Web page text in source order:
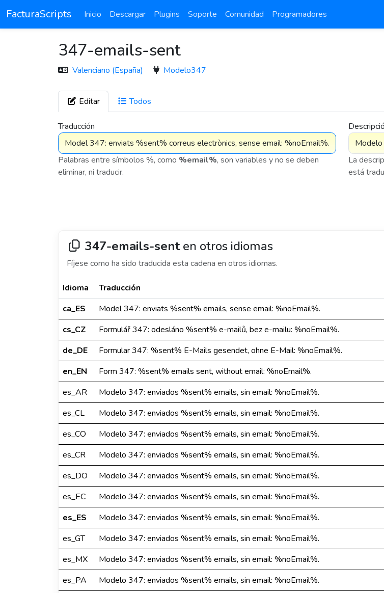
FacturaScripts Inicio Descargar Plugins Soporte Comunidad Programadores
347-emails-sent
Valenciano (España) Modelo347
Editar Todos
Traducción
Palabras entre símbolos %, como %email%, son variables y no se deben
eliminar, ni traducir.
La
está
347-emails-senten otros idiomas
Fíjese como ha sido traducida esta cadena en otros idiomas.
Idioma Traducción
ca_ES
Model 347: enviats %sent% emails, sense email: %noEmail%.
cs_CZ
Formulář 347: odesláno %sent% e-mailů, bez e-mailu: %noEmail%.
de_DE
Formular 347: %sent% E-Mails gesendet, ohne E-Mail: %noEmail%.
en_EN
Form 347: %sent% emails sent, without email: %noEmail%.
es_AR
Modelo 347: enviados %sent% emails, sin email: %noEmail%.
es_CL
Modelo 347: enviados %sent% emails, sin email: %noEmail%.
es_CO
Modelo 347: enviados %sent% emails, sin email: %noEmail%.
es_CR
Modelo 347: enviados %sent% emails, sin email: %noEmail%.
es_DO
Modelo 347: enviados %sent% emails, sin email: %noEmail%.
es_EC
Modelo 347: enviados %sent% emails, sin email: %noEmail%.
es_ES
Modelo 347: enviados %sent% emails, sin email: %noEmail%.
es_GT
Modelo 347: enviados %sent% emails, sin email: %noEmail%.
es_MX
Modelo 347: enviados %sent% emails, sin email: %noEmail%.
es_PA
Modelo 347: enviados %sent% emails, sin email: %noEmail%.